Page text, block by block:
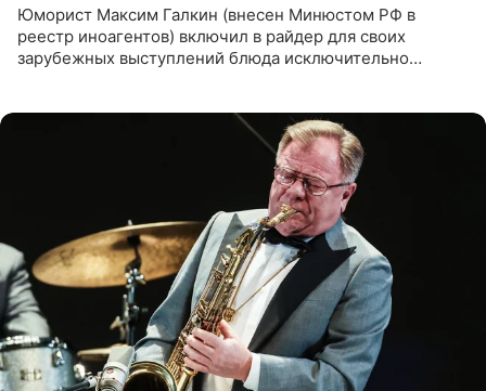
Юморист Максим Галкин (внесен Минюстом РФ в
реестр иноагентов) включил в райдер для своих
зарубежных выступлений блюда исключительно